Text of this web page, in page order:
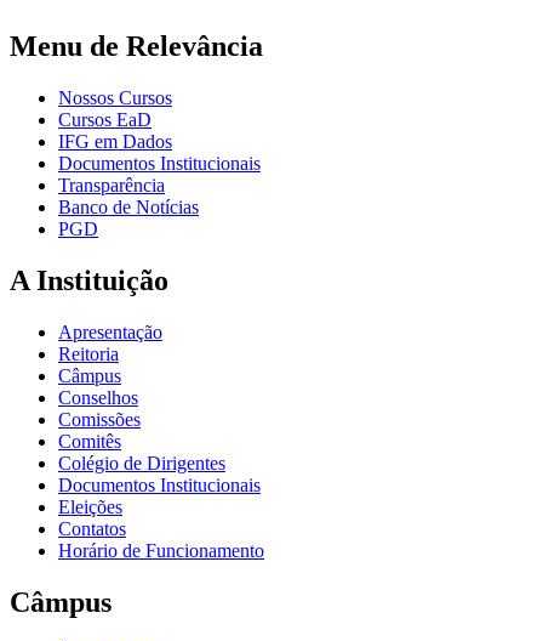
Menu de Relevância
Nossos Cursos
Cursos EaD
IFG em Dados
Documentos Institucionais
Transparência
Banco de Notícias
PGD
A Instituição
Apresentação
Reitoria
Câmpus
Conselhos
Comissões
Comitês
Colégio de Dirigentes
Documentos Institucionais
Eleições
Contatos
Horário de Funcionamento
Câmpus